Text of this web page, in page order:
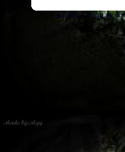
(c) 2011,